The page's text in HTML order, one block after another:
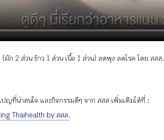
ก 2 ส่วน ข้าว 1 ส่วน เนื้อ 1 ส่วน) ลดพุง ลดโรค โดย สสส.
ญที่น่าสนใจ และกิจกรรมดีๆ จาก สสส เพิ่มเติมได้ที่ :
Thaihealth by สสส.